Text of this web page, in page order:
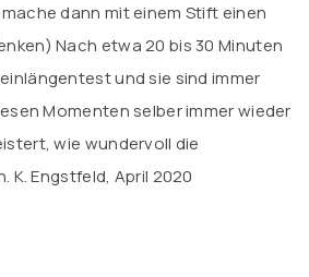
dann mit einem Stift einen
Nach etwa 20 bis 30 Minuten
und sie sind immer
Momenten selber immer wieder
wie wundervoll die
K. Engstfeld, April 2020